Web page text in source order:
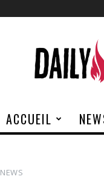
ACCUEIL
NEWS